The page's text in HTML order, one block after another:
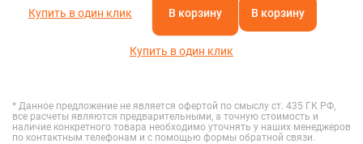
Купить в один клик В корзину В корзину
Купить в один клик
* Данное предложение не является офертой по смыслу ст. 435 ГК РФ,
все расчеты являются предварительными, а точную стоимость и
наличие конкретного товара необходимо уточнять у наших менеджеров
по контактным телефонам и с помощью формы обратной связи.